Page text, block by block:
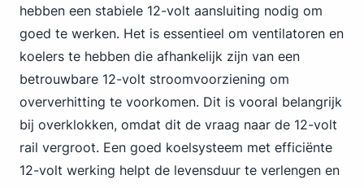
hebben een stabiele 12-volt aansluiting nodig om
goed te werken. Het is essentieel om ventilatoren en
koelers te hebben die afhankelijk zijn van een
betrouwbare 12-volt stroomvoorziening om
oververhitting te voorkomen. Dit is vooral belangrijk
bij overklokken, omdat dit de vraag naar de 12-volt
rail vergroot. Een goed koelsysteem met efficiënte
12-volt werking helpt de levensduur te verlengen en